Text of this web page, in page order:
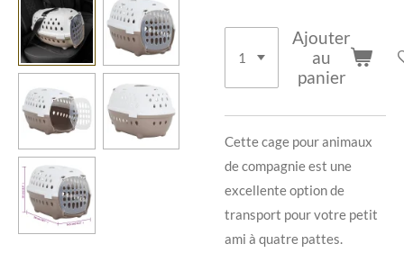
Ajouter
au
panier
Cette cage pour animaux
de compagnie est une
excellente option de
transport pour votre petit
ami à quatre pattes.